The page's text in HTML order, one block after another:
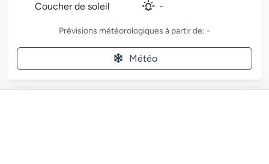
Coucher de soleil
-
Prévisions météorologiques à partir de: -
Météo